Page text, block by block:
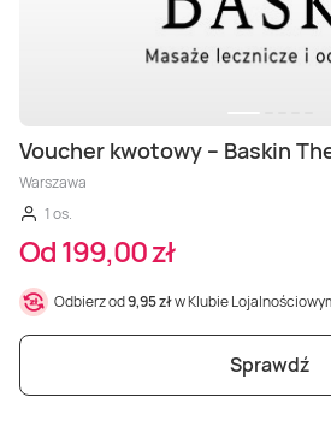
Voucher kwotowy – Baskin
Warszawa
1 os.
Od 199,00 zł
Odbierz od9,95 złw Klubie
Sprawdź